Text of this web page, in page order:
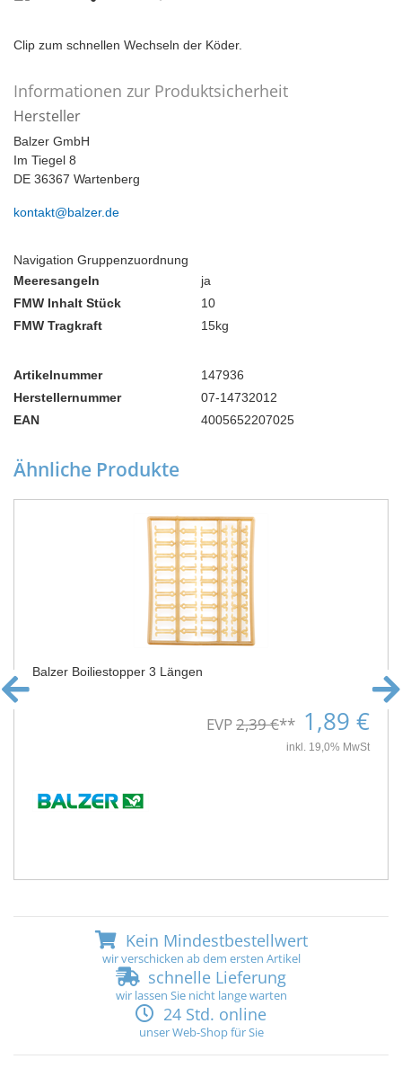
Clip zum schnellen Wechseln der Köder.
Informationen zur Produktsicherheit
Hersteller
Balzer GmbH
Im Tiegel 8
DE 36367 Wartenberg
kontakt@balzer.de
Navigation Gruppenzuordnung
Meeresangeln
ja
FMW Inhalt Stück
10
FMW Tragkraft
15kg
Artikelnummer
147936
Herstellernummer
07-14732012
EAN
4005652207025
Ähnliche Produkte
Balzer Boiliestopper 3 Längen
EVP2,39 €** 1,89 €
inkl. 19,0% MwSt
Kein Mindestbestellwert
wir verschicken ab dem ersten Artikel
schnelle Lieferung
wir lassen Sie nicht lange warten
24 Std. online
unser Web-Shop für Sie